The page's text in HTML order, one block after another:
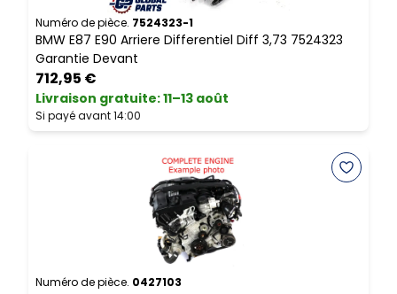
Numéro de pièce. 7524323-1
BMW E87 E90 Arriere Differentiel Diff 3,73 7524323
Garantie Devant
712,95 €
Livraison gratuite:11–13 août
Si payé avant 14:00
Numéro de pièce. 0427103